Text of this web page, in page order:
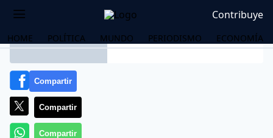
Contribuye
HOME POLÍTICA MUNDO PERIODISMO ECONOMÍA